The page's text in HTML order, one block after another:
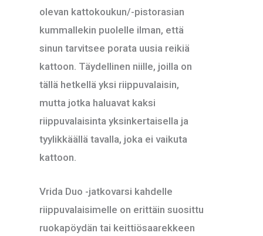
olevan kattokoukun/-pistorasian
kummallekin puolelle ilman, että
sinun tarvitsee porata uusia reikiä
kattoon. Täydellinen niille, joilla on
tällä hetkellä yksi riippuvalaisin,
mutta jotka haluavat kaksi
riippuvalaisinta yksinkertaisella ja
tyylikkäällä tavalla, joka ei vaikuta
kattoon.
Vrida Duo -jatkovarsi kahdelle
riippuvalaisimelle on erittäin suosittu
ruokapöydän tai keittiösaarekkeen